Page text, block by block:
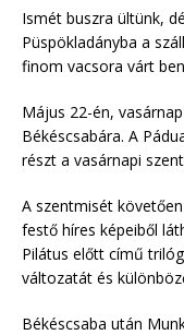
Ismét buszra ültünk,
Püspökladányba a
finom vacsora várt
Május 22-én,
Békéscsabára. A
részt a vasárnapi
A szentmisét
festő híres képeiből
Pilátus előtt című
változatát és
Békéscsaba után